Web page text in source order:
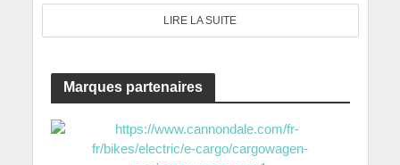
LIRE LA SUITE
Marques partenaires